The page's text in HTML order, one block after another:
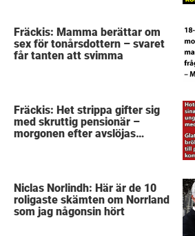
Fräckis: Mamma berättar om
sex för tonårsdottern – svaret
får tanten att svimma
Fräckis: Het strippa gifter sig
med skruttig pensionär –
morgonen efter avslöjas
Niclas Norlindh: Här är de 10
roligaste skämten om Norrland
som jag någonsin hört